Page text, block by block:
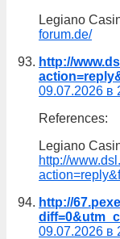
Legiano
forum.de/
http://
09.07.2026 в
References:
Legiano
http://
http://
09.07.2026 в